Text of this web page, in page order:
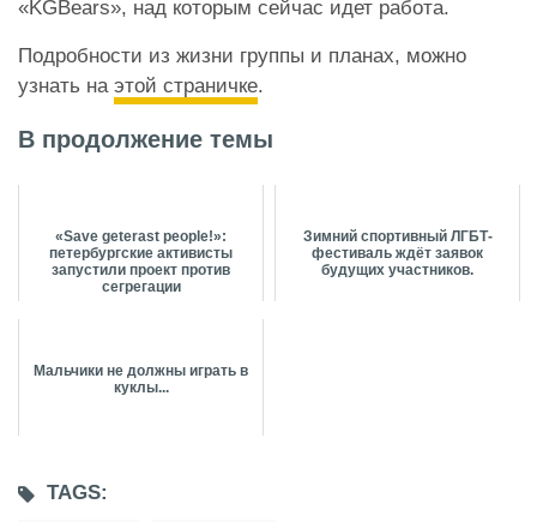
«KGBears», над которым сейчас идет работа.
Подробности из жизни группы и планах, можно
узнать на этой страничке.
В продолжение темы
«Save geterast people!»:
петербургские активисты
запустили проект против
сегрегации
Зимний спортивный ЛГБТ-
фестиваль ждёт заявок
будущих участников.
Мальчики не должны играть в
куклы...
TAGS: